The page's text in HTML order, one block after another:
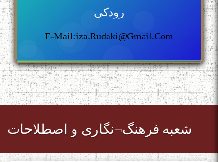
رودکی
E-Mail:iza.rudaki@gmail.com
شعبه فرهنگ¬نگاری و اصطلاحات